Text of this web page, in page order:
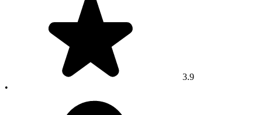
3.9
•